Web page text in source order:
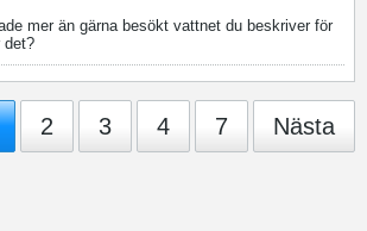
mer än gärna besökt vattnet du beskriver för
det?
2 3 4 7 Nästa